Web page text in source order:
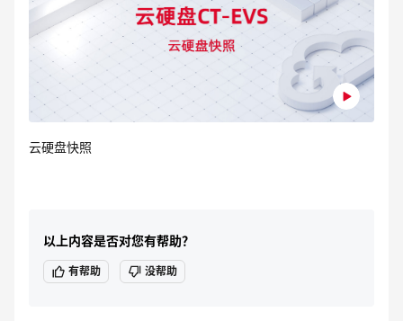
云硬盘快照
以上内容是否对您有帮助？
有帮助 没帮助